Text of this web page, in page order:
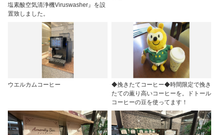
塩素酸空気清浄機Viruswasher』を設
置致しました。
ウエルカムコーヒー
◆挽きたてコーヒー◆時間限定で挽き
たての薫り高いコーヒーを。ドトール
コーヒーの豆を使ってます！